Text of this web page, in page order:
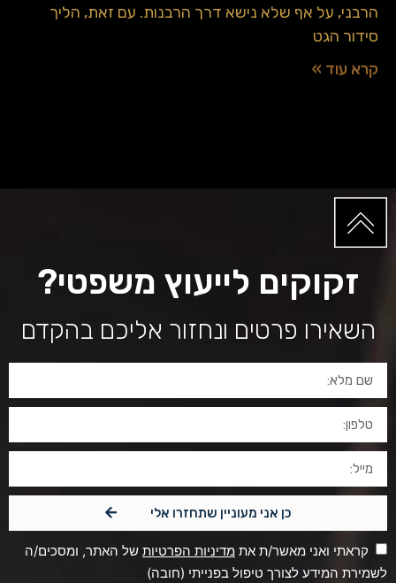
הרבני, על אף שלא נישא דרך הרבנות. עם זאת, הליך
סידור הגט
קרא עוד »
זקוקים לייעוץ משפטי?
השאירו פרטים ונחזור אליכם בהקדם
כן אני מעוניין שתחזרו אלי
קראתי ואני מאשר/ת את מדיניות הפרטיות של האתר, ומסכים/ה
לשמירת המידע לצורך טיפול בפנייתי (חובה)